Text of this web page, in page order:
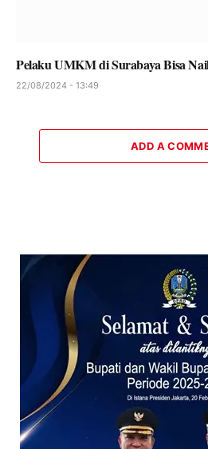
Pelaku UMKM di Surabaya Bisa
22/08/2024 - 13:49
ADD A